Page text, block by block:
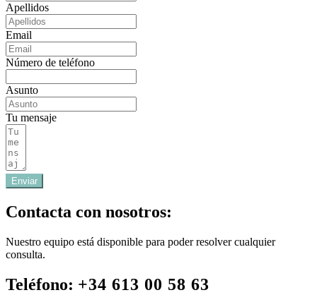
Apellidos
Email
Número de teléfono
Asunto
Tu mensaje
Enviar
Contacta con nosotros:
Nuestro equipo está disponible para poder resolver cualquier
consulta.
Teléfono: +34 613 00 58 63